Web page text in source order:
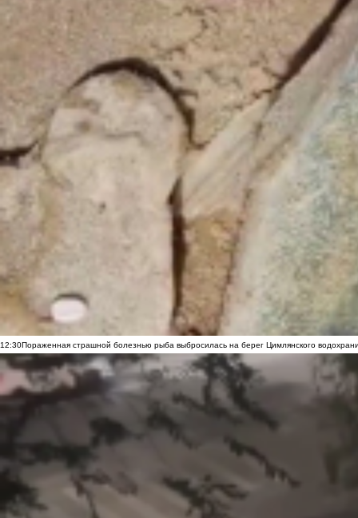
12:30Пораженная страшной болезнью рыба выбросилась на берег Цимлянского